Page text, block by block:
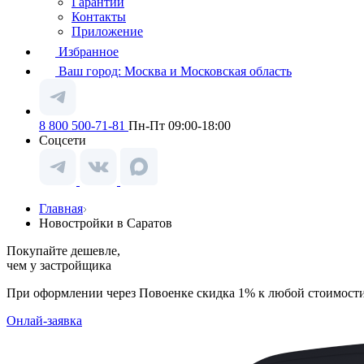
Контакты
Приложение
Избранное
Ваш город: Москва и Московская область
8 800 500-71-81 Пн-Пт 09:00-18:00
Соцсети
Главная
Новостройки в Саратов
Покупайте дешевле,
чем у застройщика
При оформлении через Повоенке скидка 1% к любой
Онлай-заявка